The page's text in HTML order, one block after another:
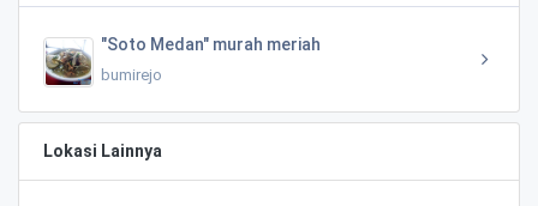
"Soto Medan" murah meriah
bumirejo
Lokasi Lainnya